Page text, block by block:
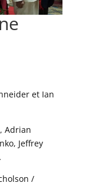
et Ian
Adrian
Jeffrey
/